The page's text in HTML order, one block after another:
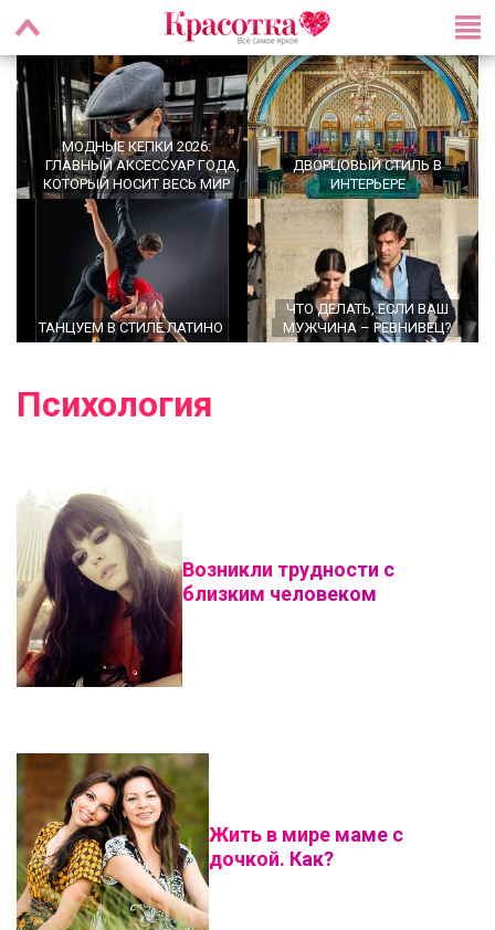
МОДНЫЕ КЕПКИ 2026:
ГЛАВНЫЙ АКСЕССУАР ГОДА,
КОТОРЫЙ НОСИТ ВЕСЬ МИР
ДВОРЦОВЫЙ СТИЛЬ В
ИНТЕРЬЕРЕ
ТАНЦУЕМ В СТИЛЕ ЛАТИНО
ЧТО ДЕЛАТЬ, ЕСЛИ ВАШ
МУЖЧИНА – РЕВНИВЕЦ?
Психология
Возникли трудности с
близким человеком
Жить в мире маме с
дочкой. Как?